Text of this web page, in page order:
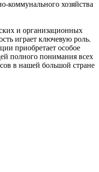
коммунального хозяйства
и организационных
играет ключевую роль.
приобретает особое
полного понимания всех
в нашей большой стране